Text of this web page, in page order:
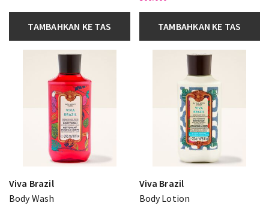
TAMBAHKAN KE TAS TAMBAHKAN KE TAS
Viva Brazil
Body Wash
Viva Brazil
Body Lotion